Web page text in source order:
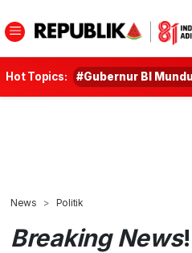
Hot Topics: #Gubernur BI
News Politik
Breaking News